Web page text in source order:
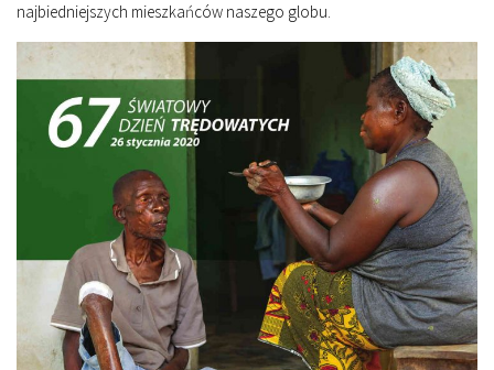
najbiedniejszych mieszkańców naszego globu.